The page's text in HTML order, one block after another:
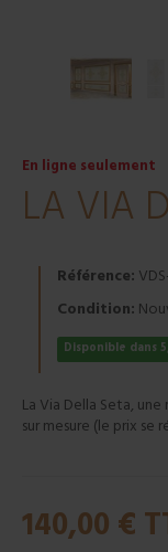
En ligne seulement
LA VIA
Référence:
Condition:
Disponible dans
La Via Della Seta,
sur mesure (le prix se
140,00 €